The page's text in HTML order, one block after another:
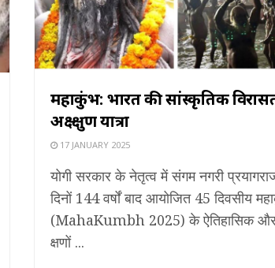
महाकुंभ: भारत की सांस्कृतिक
अक्ष्क्षुण यात्रा
17 JANUARY 2025
योगी सरकार के नेतृत्व में संगम नगरी
दिनों 144 वर्षों बाद आयोजित 45 दिवसीय
(MahaKumbh 2025) के ऐतिहासिक
क्षणों ...